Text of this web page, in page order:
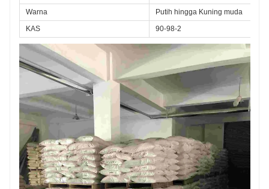
Warna
Putih hingga Kuning muda
KAS
90-98-2